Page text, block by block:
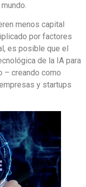
menos capital
por factores
es posible que el
de la IA para
– creando como
y startups